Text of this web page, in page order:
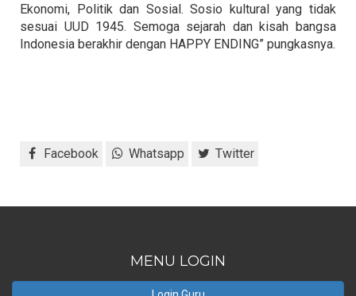
Ekonomi, Politik dan Sosial. Sosio kultural yang tidak
sesuai UUD 1945. Semoga sejarah dan kisah bangsa
Indonesia berakhir dengan HAPPY ENDING” pungkasnya.
Facebook Whatsapp Twitter
MENU LOGIN